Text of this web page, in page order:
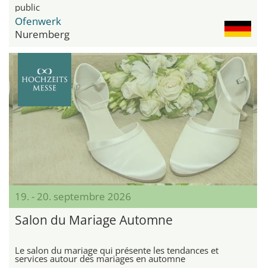
public
Ofenwerk
Nuremberg
19. - 20. septembre 2026
Salon du Mariage Automne
Le salon du mariage qui présente les tendances et
services autour des mariages en automne